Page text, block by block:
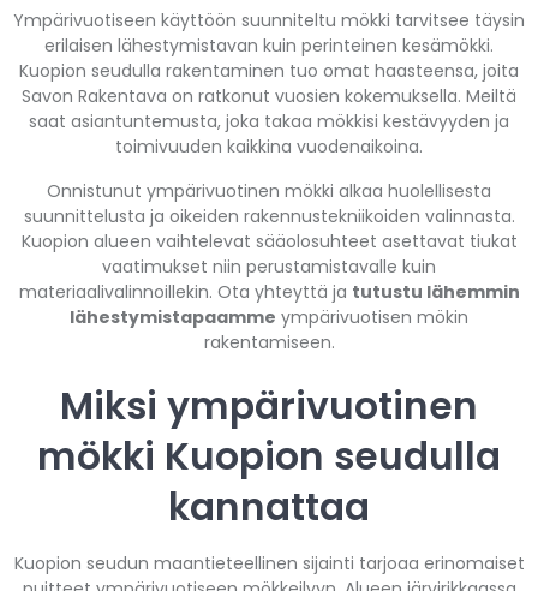
Ympärivuotiseen käyttöön suunniteltu mökki tarvitsee täysin
erilaisen lähestymistavan kuin perinteinen kesämökki.
Kuopion seudulla rakentaminen tuo omat haasteensa, joita
Savon Rakentava on ratkonut vuosien kokemuksella. Meiltä
saat asiantuntemusta, joka takaa mökkisi kestävyyden ja
toimivuuden kaikkina vuodenaikoina.
Onnistunut ympärivuotinen mökki alkaa huolellisesta
suunnittelusta ja oikeiden rakennustekniikoiden valinnasta.
Kuopion alueen vaihtelevat sääolosuhteet asettavat tiukat
vaatimukset niin perustamistavalle kuin
materiaalivalinnoillekin. Ota yhteyttä ja tutustu lähemmin
lähestymistapaamme ympärivuotisen mökin
rakentamiseen.
Miksi ympärivuotinen
mökki Kuopion seudulla
kannattaa
Kuopion seudun maantieteellinen sijainti tarjoaa erinomaiset